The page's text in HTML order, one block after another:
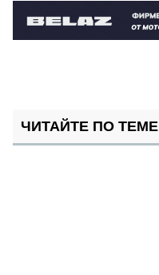
ЧИТАЙТЕ ПО ТЕМЕ